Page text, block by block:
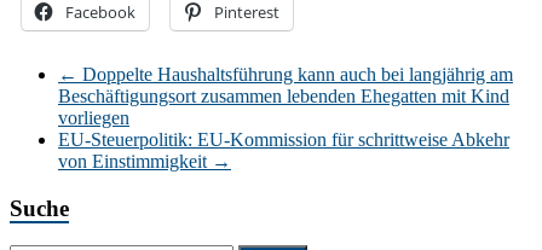
Facebook Pinterest
← Doppelte Haushaltsführung kann auch bei langjährig am
Beschäftigungsort zusammen lebenden Ehegatten mit Kind
vorliegen
EU-Steuerpolitik: EU-Kommission für schrittweise Abkehr
von Einstimmigkeit →
Suche